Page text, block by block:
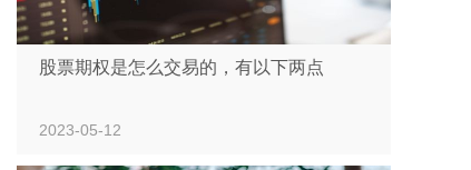
股票期权是怎么交易的，有以下两点
2023-05-12